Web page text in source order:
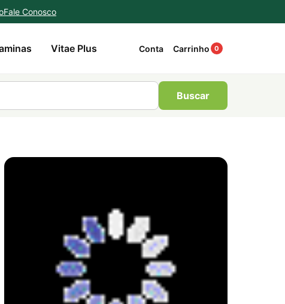
Fale Conosco
Vitae Plus Conta Carrinho 0
Buscar